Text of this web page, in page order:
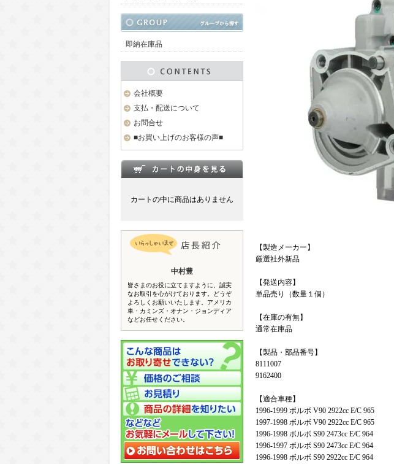
即納在庫品
会社概要
支払・配送について
お問合せ
■お買い上げのお客様の声■
カートの中に商品はありません
中村豊
皆さまのお役に立てますように、誠実
なお取引を心がけております。どうぞ
よろしくお願いいたします。アメリカ
車・カミンズ・オナン・ジョンディア
などお任せください。
【製造メーカー】
厳選社外新品
【発送内容】
単品売り（数量１個）
【在庫の有無】
通常在庫品
【製品・部品番号】
8111007
9162400
【適合車種】
1996-1999 ボルボ V90 2922cc E/C 965
1997-1998 ボルボ V90 2922cc E/C 965
1996-1998 ボルボ S90 2473cc E/C 964
1996-1997 ボルボ S90 2473cc E/C 964
1996-1998 ボルボ S90 2922cc E/C 964